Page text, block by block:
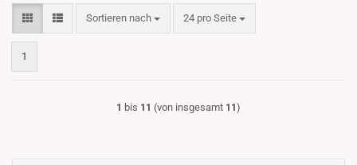
Sortieren nach
Sortieren nach 24 pro Seite
pro Seite
1
1 bis 11 (von insgesamt 11)